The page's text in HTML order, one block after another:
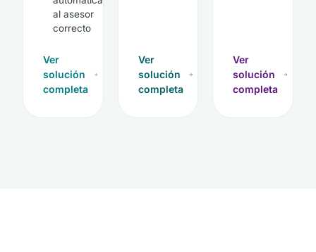
al asesor
correcto
Ver
solución
completa
Ver
solución
completa
Ver
solución
completa